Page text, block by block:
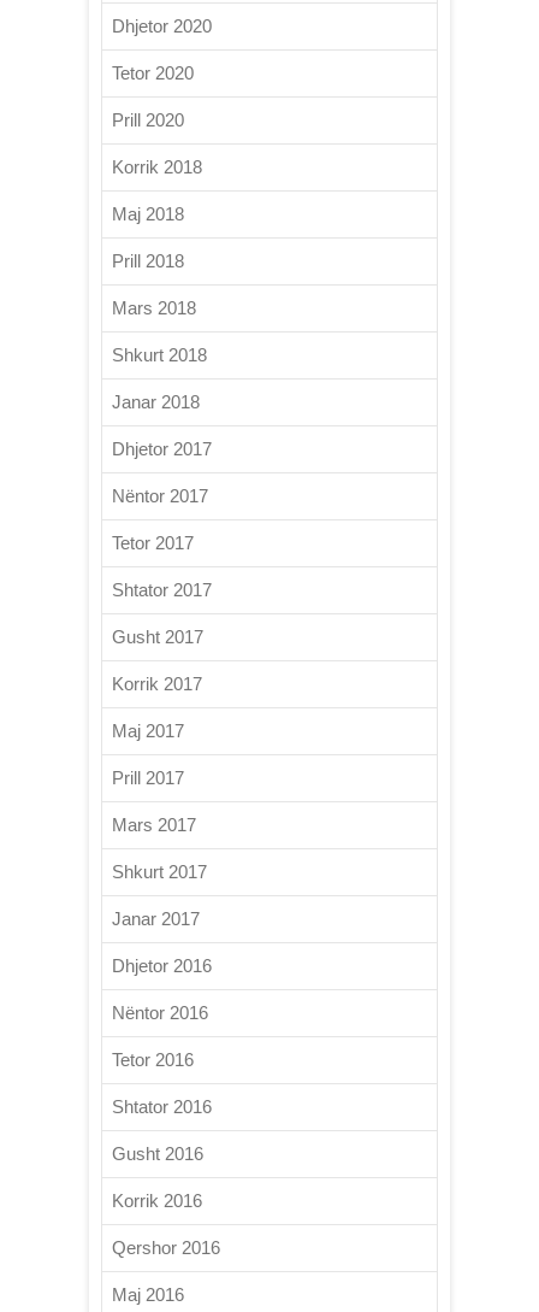
Dhjetor 2020
Tetor 2020
Prill 2020
Korrik 2018
Maj 2018
Prill 2018
Mars 2018
Shkurt 2018
Janar 2018
Dhjetor 2017
Nëntor 2017
Tetor 2017
Shtator 2017
Gusht 2017
Korrik 2017
Maj 2017
Prill 2017
Mars 2017
Shkurt 2017
Janar 2017
Dhjetor 2016
Nëntor 2016
Tetor 2016
Shtator 2016
Gusht 2016
Korrik 2016
Qershor 2016
Maj 2016